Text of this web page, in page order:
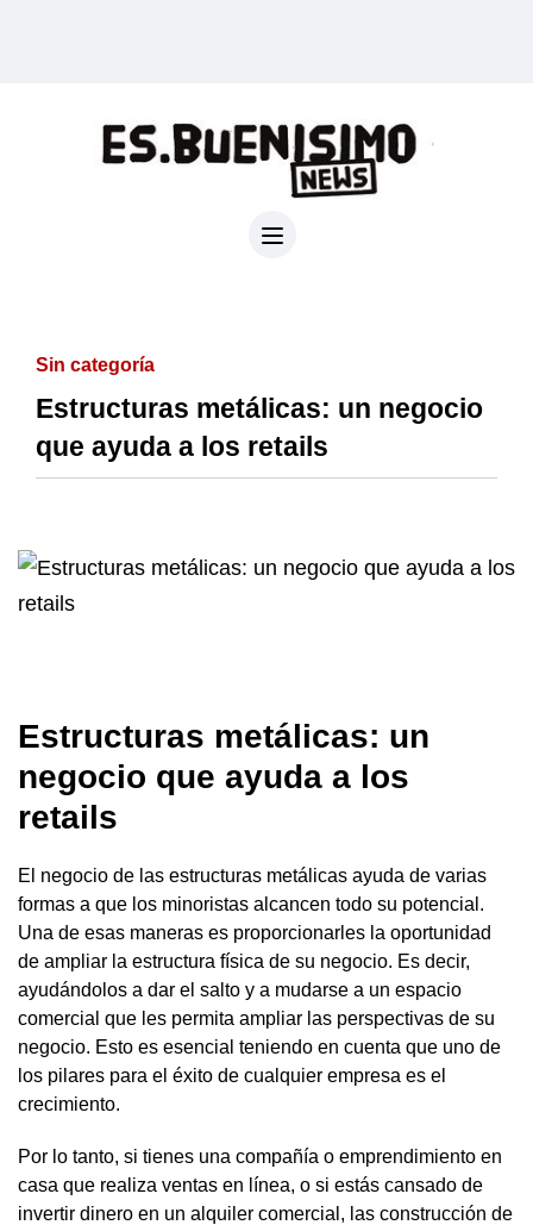
Sin categoría
Estructuras metálicas: un negocio
que ayuda a los retails
Estructuras metálicas: un
negocio que ayuda a los
retails
El negocio de las estructuras metálicas ayuda de varias
formas a que los minoristas alcancen todo su potencial.
Una de esas maneras es proporcionarles la oportunidad
de ampliar la estructura física de su negocio. Es decir,
ayudándolos a dar el salto y a mudarse a un espacio
comercial que les permita ampliar las perspectivas de su
negocio. Esto es esencial teniendo en cuenta que uno de
los pilares para el éxito de cualquier empresa es el
crecimiento.
Por lo tanto, si tienes una compañía o emprendimiento en
casa que realiza ventas en línea, o si estás cansado de
invertir dinero en un alquiler comercial, las construcción de